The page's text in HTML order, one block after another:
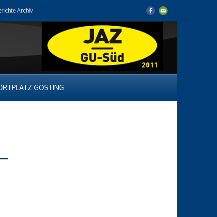
Archiv
GÖSTING